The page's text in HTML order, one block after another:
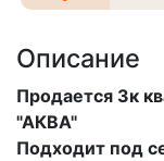
Описание
Продается 3к
"АКВА"
Подходит под